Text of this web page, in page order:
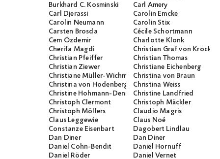
Burkhard C. Kosminski
Carl Amery
Carl Djerassi
Carolin Emcke
Carolin Neumann
Carolin Stix
Carsten Brosda
Cécile Schortmann
Cem Özdemir
Charlotte Klonk
Cherifa Magdi
Christian Graf von
Christian Pfeiffer
Christian Thomas
Christian Ziewer
Christiane Eichenberg
Christiane Müller-WichmannChristina von Braun
Christina von Hodenberg
Christina Weiss
Christine Hohmann-DennhardtChristine Landfried
Christoph Clermont
Christoph Mäckler
Christoph Möllers
Claudio Magris
Claus Leggewie
Claus Noé
Constanze Eisenbart
Dagobert Lindlau
Dan Diner
Dan Diner
Daniel Cohn-Bendit
Daniel Hornuff
Daniel Röder
Daniel Vernet